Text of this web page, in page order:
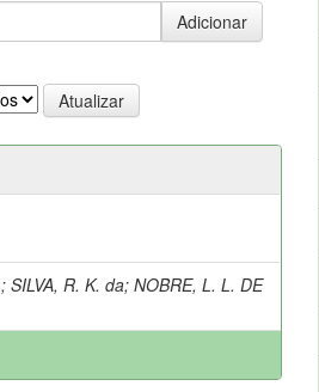
;SILVA, R. K. da;NOBRE, L. L. DE